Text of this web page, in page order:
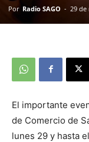
Por Radio SAGO - 29 de
El importante
de Comercio de
lunes 29 y hasta